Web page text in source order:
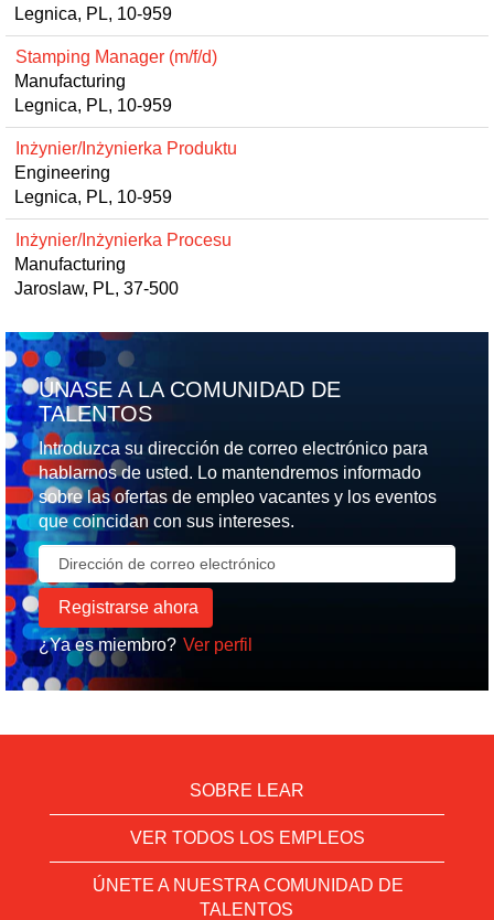
Legnica, PL, 10-959
Stamping Manager (m/f/d)
Manufacturing
Legnica, PL, 10-959
Inżynier/Inżynierka Produktu
Engineering
Legnica, PL, 10-959
Inżynier/Inżynierka Procesu
Manufacturing
Jaroslaw, PL, 37-500
ÚNASE A LA COMUNIDAD DE
TALENTOS
Introduzca su dirección de correo electrónico para
hablarnos de usted. Lo mantendremos informado
sobre las ofertas de empleo vacantes y los eventos
que coincidan con sus intereses.
¿Ya es miembro? Ver perfil
SOBRE LEAR
VER TODOS LOS EMPLEOS
ÚNETE A NUESTRA COMUNIDAD DE
TALENTOS